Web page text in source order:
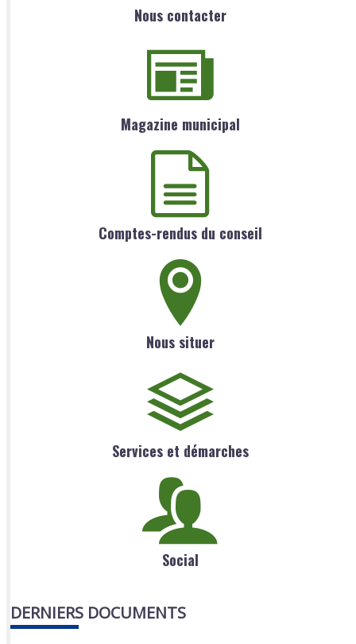
Nous contacter
Magazine municipal
Comptes-rendus du conseil
Nous situer
Services et démarches
Social
DERNIERS DOCUMENTS